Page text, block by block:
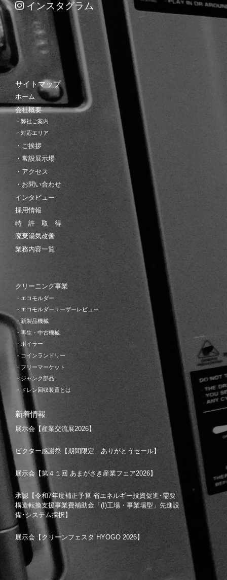
インスタグラム
サイトマップ
ホーム
会社概要
・弊社ご案内
・対応エリア
・ご挨拶
・常設展示場
・アクセス
・お問い合わせ
インタビュー
採用情報
特 許 取 得
廃棄湯気改善
業務内容一覧
クリーニング事業
・エコモルダー
・エコモルダーユーザーレビュー
・新製品機械
・再生・中古機械
・ボイラー
・コインランドリー
・フリーマーケット
・ジャンク部品
・ドレン回収装置とは
新着情報
展示会【産業交流展2026】
ビクター感謝祭【期間限定 ありがとうセール】
展示会【第４１回 あまがさき産業フェア2026】
承認【令和7年度補正予算 省エネルギー投資促進･需要
構造転換支援事業費補助金「(I)工場・事業場型」先進設
備･システム採択】
展示会【クリーンフェスタ HYOGO 2026】